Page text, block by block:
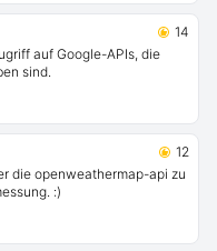
14
auf Google-APIs, die
sind.
12
die openweathermap-api zu
:)